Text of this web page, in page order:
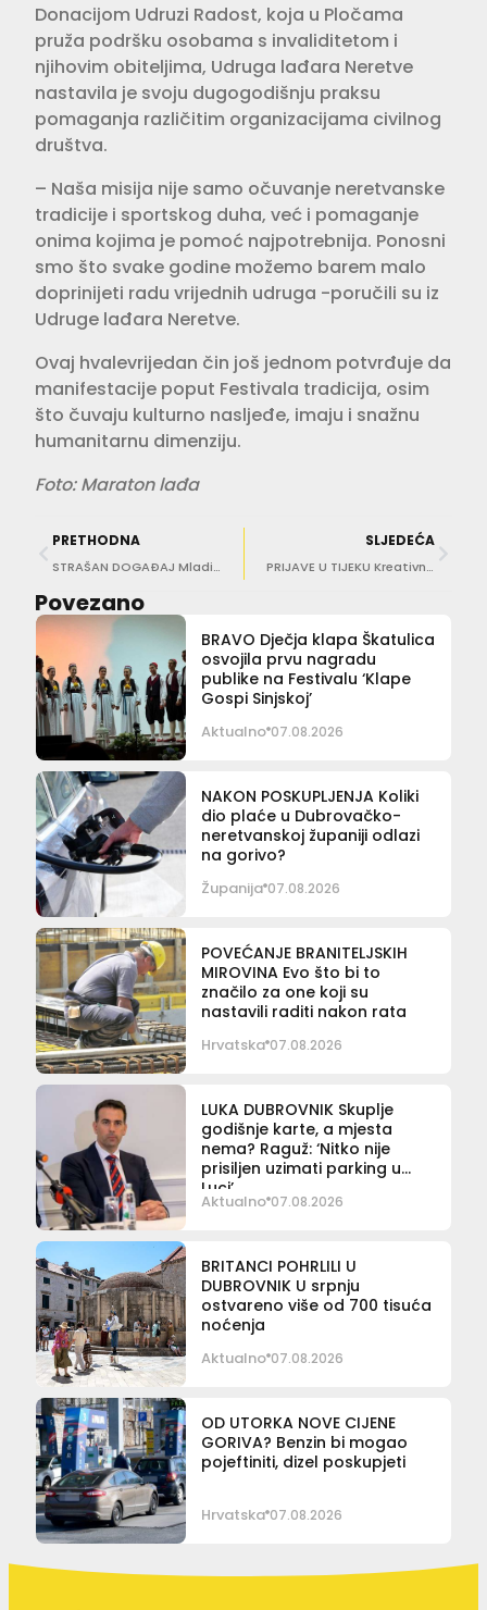
Donacijom Udruzi Radost, koja u Pločama
pruža podršku osobama s invaliditetom i
njihovim obiteljima, Udruga lađara Neretve
nastavila je svoju dugogodišnju praksu
pomaganja različitim organizacijama civilnog
društva.
– Naša misija nije samo očuvanje neretvanske
tradicije i sportskog duha, već i pomaganje
onima kojima je pomoć najpotrebnija. Ponosni
smo što svake godine možemo barem malo
doprinijeti radu vrijednih udruga -poručili su iz
Udruge lađara Neretve.
Ovaj hvalevrijedan čin još jednom potvrđuje da
manifestacije poput Festivala tradicija, osim
što čuvaju kulturno nasljeđe, imaju i snažnu
humanitarnu dimenziju.
Foto: Maraton lađa
PRETHODNA
STRAŠAN DOGAĐAJ Mladić pao iz apartmana, bio je u lokvi krvi kraj Lera
SLJEDEĆA
PRIJAVE U TIJEKU Kreativne ljetne radionice za djecu – lutke i glina zabavit će najmlađe!
Povezano
BRAVO Dječja klapa Škatulica
osvojila prvu nagradu
publike na Festivalu ‘Klape
Gospi Sinjskoj’
Aktualno 07.08.2026
NAKON POSKUPLJENJA Koliki
dio plaće u Dubrovačko-
neretvanskoj županiji odlazi
na gorivo?
Županija 07.08.2026
POVEĆANJE BRANITELJSKIH
MIROVINA Evo što bi to
značilo za one koji su
nastavili raditi nakon rata
Hrvatska 07.08.2026
LUKA DUBROVNIK Skuplje
godišnje karte, a mjesta
nema? Raguž: ‘Nitko nije
prisiljen uzimati parking u
Luci’
Aktualno 07.08.2026
BRITANCI POHRLILI U
DUBROVNIK U srpnju
ostvareno više od 700 tisuća
noćenja
Aktualno 07.08.2026
OD UTORKA NOVE CIJENE
GORIVA? Benzin bi mogao
pojeftiniti, dizel poskupjeti
Hrvatska 07.08.2026